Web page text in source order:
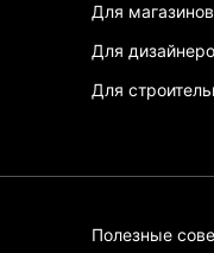
Для магазинов
Для
Для
Полезные